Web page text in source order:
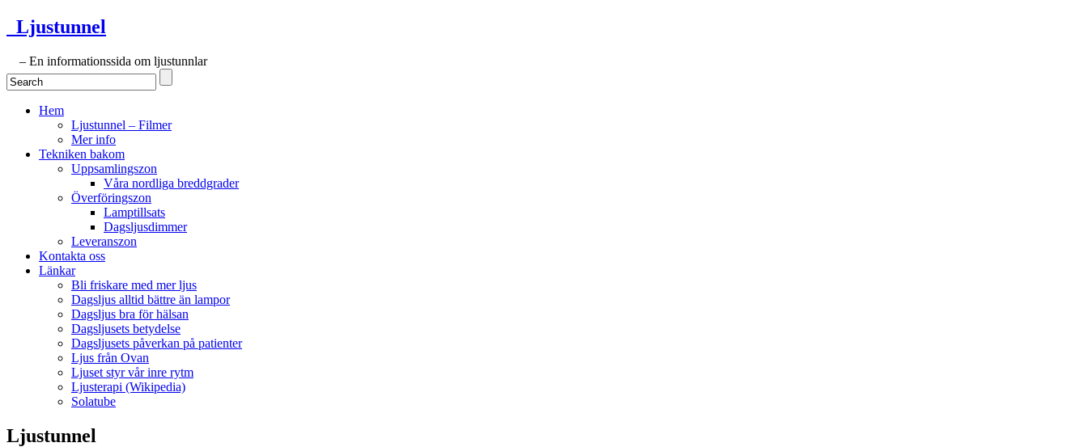
Ljustunnel
– En informationssida om ljustunnlar
Hem
Ljustunnel – Filmer
Mer info
Tekniken bakom
Uppsamlingszon
Våra nordliga breddgrader
Överföringszon
Lamptillsats
Dagsljusdimmer
Leveranszon
Kontakta oss
Länkar
Bli friskare med mer ljus
Dagsljus alltid bättre än lampor
Dagsljus bra för hälsan
Dagsljusets betydelse
Dagsljusets påverkan på patienter
Ljus från Ovan
Ljuset styr vår inre rytm
Ljusterapi (Wikipedia)
Solatube
Ljustunnel